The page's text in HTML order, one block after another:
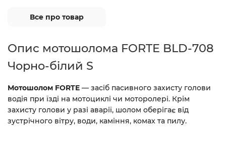
Все про товар
Опис мотошолома FORTE BLD-708
Чорно-білий S
Мотошолом FORTE — засіб пасивного захисту голови
водія при їзді на мотоциклі чи моторолері. Крім
захисту голови у разі аварії, шолом оберігає від
зустрічного вітру, води, каміння, комах та пилу.